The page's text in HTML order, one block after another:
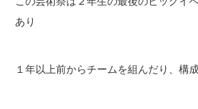
あり
１年以上前からチームを組んだり、構